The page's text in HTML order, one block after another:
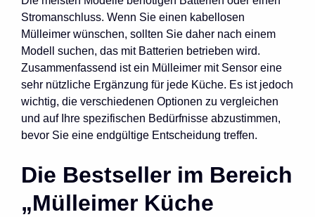
Stromanschluss. Wenn Sie einen kabellosen
Mülleimer wünschen, sollten Sie daher nach einem
Modell suchen, das mit Batterien betrieben wird.
Zusammenfassend ist ein Mülleimer mit Sensor eine
sehr nützliche Ergänzung für jede Küche. Es ist jedoch
wichtig, die verschiedenen Optionen zu vergleichen
und auf Ihre spezifischen Bedürfnisse abzustimmen,
bevor Sie eine endgültige Entscheidung treffen.
Die Bestseller im Bereich
„Mülleimer Küche